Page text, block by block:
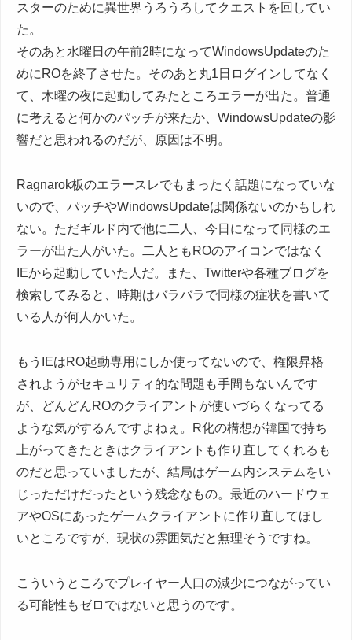
スターのために異世界うろうろしてクエストを回してい
た。
そのあと水曜日の午前2時になってWindowsUpdateのた
めにROを終了させた。そのあと丸1日ログインしてなく
て、木曜の夜に起動してみたところエラーが出た。普通
に考えると何かのパッチが来たか、WindowsUpdateの影
響だと思われるのだが、原因は不明。
Ragnarok板のエラースレでもまったく話題になっていな
いので、パッチやWindowsUpdateは関係ないのかもしれ
ない。ただギルド内で他に二人、今日になって同様のエ
ラーが出た人がいた。二人ともROのアイコンではなく
IEから起動していた人だ。また、Twitterや各種ブログを
検索してみると、時期はバラバラで同様の症状を書いて
いる人が何人かいた。
もうIEはRO起動専用にしか使ってないので、権限昇格
されようがセキュリティ的な問題も手間もないんです
が、どんどんROのクライアントが使いづらくなってる
ような気がするんですよねぇ。R化の構想が韓国で持ち
上がってきたときはクライアントも作り直してくれるも
のだと思っていましたが、結局はゲーム内システムをい
じっただけだったという残念なもの。最近のハードウェ
アやOSにあったゲームクライアントに作り直してほし
いところですが、現状の雰囲気だと無理そうですね。
こういうところでプレイヤー人口の減少につながってい
る可能性もゼロではないと思うのです。